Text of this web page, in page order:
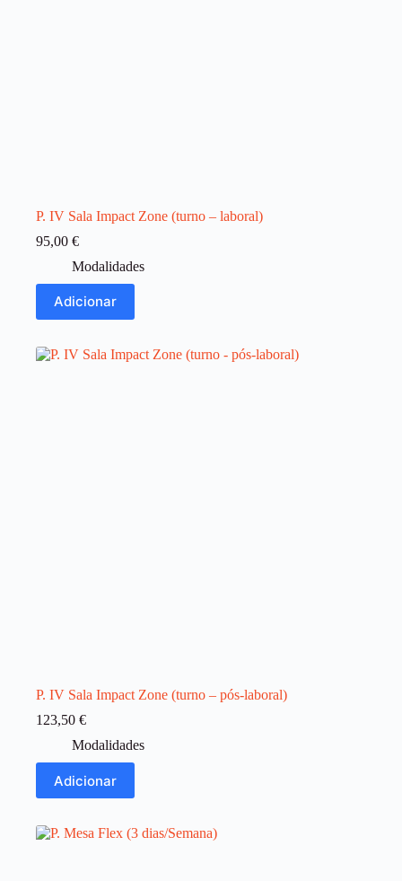
P. IV Sala Impact Zone (turno – laboral)
95,00 €
Modalidades
Adicionar
P. IV Sala Impact Zone (turno – pós-laboral)
123,50 €
Modalidades
Adicionar